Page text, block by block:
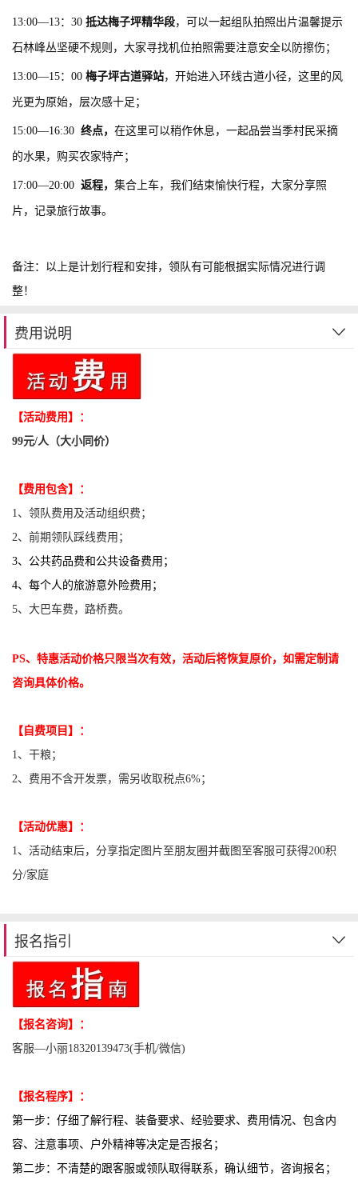
13:00—13：30 抵达梅子坪精华段，可以一起组队拍照出片温馨提示
石林峰丛坚硬不规则，大家寻找机位拍照需要注意安全以防擦伤；
13:00—15：00 梅子坪古道驿站，开始进入环线古道小径，这里的风
光更为原始，层次感十足；
15:00—16:30 终点， 在这里可以稍作休息，一起品尝当季村民采摘
的水果，购买农家特产；
17:00—20:00 返程， 集合上车， 我们结束愉快行程，大家分享照
片，记录旅行故事。
备注：以上是计划行程和安排，领队有可能根据实际情况进行调
整！
费用说明
【活动费用】：
99元/人（大小同价）
【费用包含】：
1 、领队费用及活动组织费；
2、前期领队踩线费用；
3、公共药品费和公共设备费用；
4、每个人的旅游意外险费用；
5、大巴车费，路桥费。
PS、特惠活动价格只限当次有效，活动后将恢复原价，如需定制请
咨询具体价格。
【自费项目】：
1、干粮；
2、 费用不含开发票，需另收取税点6%；
【活动优惠】：
1、 活动结束后， 分享指定图片至朋友圈并截图至客服可获得200积
分/家庭
报名指引
【报名咨询】：
客服—小丽18320139473(手机/微信)
【报名程序】：
第一步：仔细了解行程、装备要求、经验要求、费用情况、包含内
容、注意事项、户外精神等决定是否报名；
第二步：不清楚的跟客服或领队取得联系，确认细节，咨询报名；